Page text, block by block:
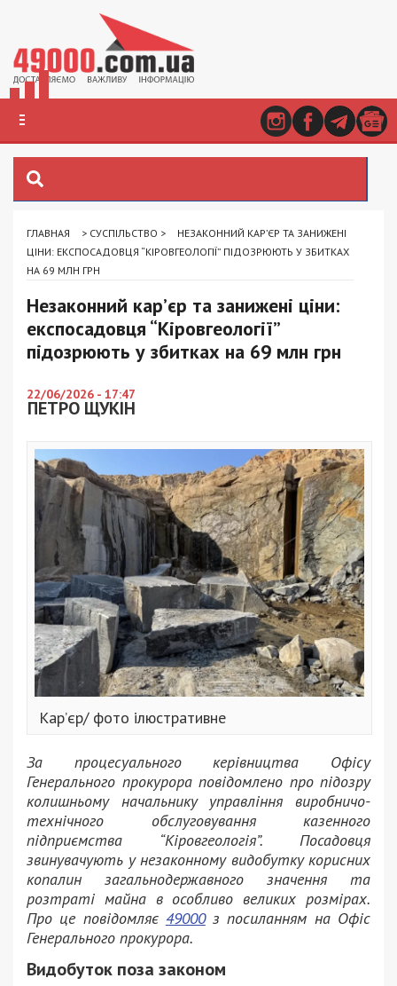
ГЛАВНАЯ > СУСПІЛЬСТВО >
НЕЗАКОННИЙ КАР’ЄР ТА ЗАНИЖЕНІ
ЦІНИ: ЕКСПОСАДОВЦЯ “КІРОВГЕОЛОГІЇ” ПІДОЗРЮЮТЬ У ЗБИТКАХ
НА 69 МЛН ГРН
Незаконний кар’єр та занижені ціни:
експосадовця “Кіровгеології”
підозрюють у збитках на 69 млн грн
22/06/2026 - 17:47
ПЕТРО ЩУКІН
Кар’єр/ фото ілюстративне
За процесуального керівництва Офісу
Генерального прокурора повідомлено про підозру
колишньому начальнику управління виробничо-
технічного обслуговування казенного
підприємства “Кіровгеологія”. Посадовця
звинувачують у незаконному видобутку корисних
копалин загальнодержавного значення та
розтраті майна в особливо великих розмірах.
Про це повідомляє 49000з посиланням на Офіс
Генерального прокурора.
Видобуток поза законом